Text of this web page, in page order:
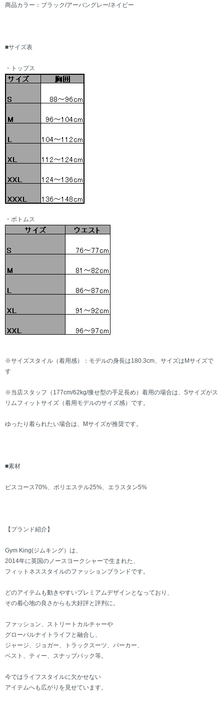
商品カラー：ブラック/アーバングレー/ネイビー
■サイズ表
・トップス
・ボトムス
※サイズスタイル（着用感）：モデルの身長は180.3cm、サイズはMサイズで
す
※当店スタッフ（177cm/62kg/痩せ型の手足長め）着用の場合は、Sサイズがス
リムフィットサイズ（着用モデルのサイズ感）です。
ゆったり着られたい場合は、Mサイズが推奨です。
■素材
ビスコース70%、ポリエステル25%、エラスタン5%
【ブランド紹介】
Gym King(ジムキング）は、
2014年に英国のノースヨークシャーで生まれた、
フィットネススタイルのファッションブランドです。
どのアイテムも動きやすいプレミアムデザインとなっており、
その着心地の良さからも大好評と評判に。
ファッション、ストリートカルチャーや
グローバルナイトライフと融合し、
ジャージ、ジョガー、トラックスーツ、パーカー、
ベスト、ティー、スナップバック等。
今ではライフスタイルに欠かせない
アイテムへも広がりを見せています。